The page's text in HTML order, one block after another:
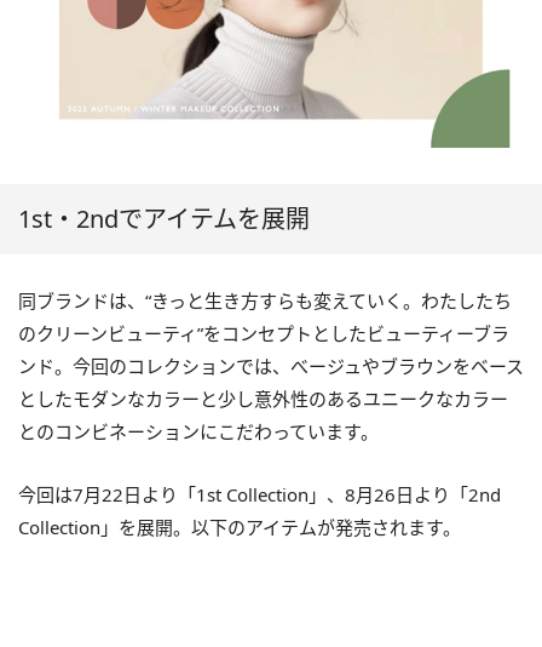
1st・2ndでアイテムを展開
同ブランドは、“きっと生き方すらも変えていく。わたしたち
のクリーンビューティ”をコンセプトとしたビューティーブラ
ンド。今回のコレクションでは、べージュやブラウンをベース
としたモダンなカラーと少し意外性のあるユニークなカラー
とのコンビネーションにこだわっています。
今回は7月22日より「1st Collection」、8月26日より「2nd
Collection」を展開。以下のアイテムが発売されます。